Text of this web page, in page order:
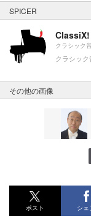
SPICER
ClassiX!
クラシック
クラシック
その他の画像
ポスト シェ